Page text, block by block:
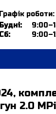
Графік роботи:
Будні:
Сб:
2.0